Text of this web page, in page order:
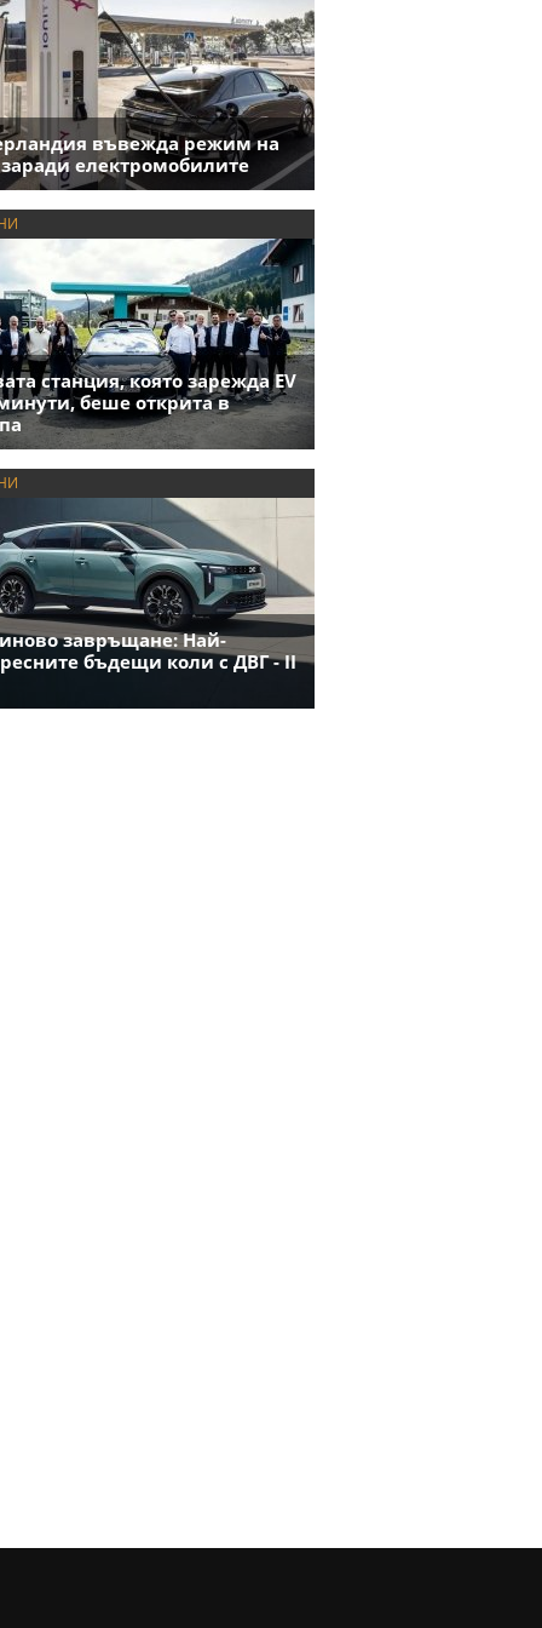
въвежда режим на
заради електромобилите
станция, която зарежда EV
беше открита в
завръщане: Най-
бъдещи коли с ДВГ - II